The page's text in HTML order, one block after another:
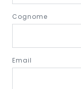
Cognome
Email